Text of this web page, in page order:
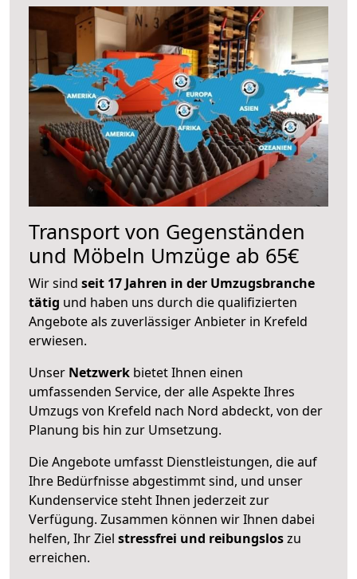
Transport von Gegenständen
und Möbeln Umzüge ab 65€
Wir sind seit 17 Jahren in der Umzugsbranche
tätig und haben uns durch die qualifizierten
Angebote als zuverlässiger Anbieter in Krefeld
erwiesen.
Unser Netzwerk bietet Ihnen einen
umfassenden Service, der alle Aspekte Ihres
Umzugs von Krefeld nach Nord abdeckt, von der
Planung bis hin zur Umsetzung.
Die Angebote umfasst Dienstleistungen, die auf
Ihre Bedürfnisse abgestimmt sind, und unser
Kundenservice steht Ihnen jederzeit zur
Verfügung. Zusammen können wir Ihnen dabei
helfen, Ihr Ziel stressfrei und reibungsloszu
erreichen.